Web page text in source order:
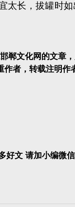
，拔罐时如
郸文化网的文章
作者，转载注明作
好文 请加小编微信